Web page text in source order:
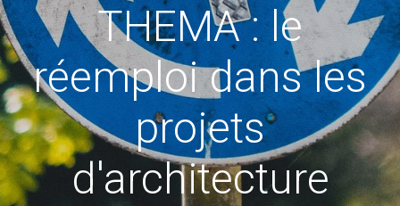
THEMA : le
réemploi dans les
projets
d'architecture